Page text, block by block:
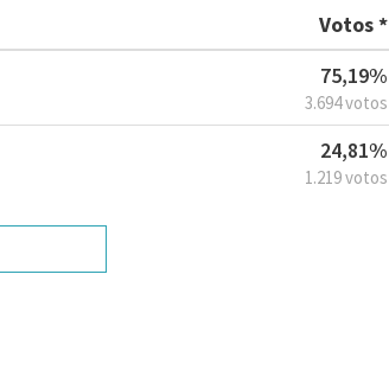
Votos *
75,19%
3.694 votos
24,81%
1.219 votos